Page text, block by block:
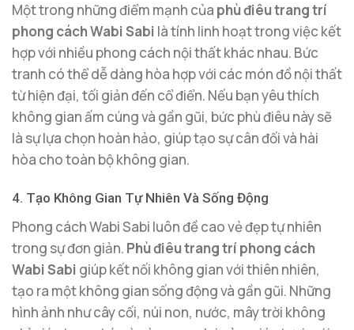
Một trong những điểm mạnh của phù điêu trang trí
phong cách Wabi Sabi là tính linh hoạt trong việc kết
hợp với nhiều phong cách nội thất khác nhau. Bức
tranh có thể dễ dàng hòa hợp với các món đồ nội thất
từ hiện đại, tối giản đến cổ điển. Nếu bạn yêu thích
không gian ấm cúng và gần gũi, bức phù điêu này sẽ
là sự lựa chọn hoàn hảo, giúp tạo sự cân đối và hài
hòa cho toàn bộ không gian.
4. Tạo Không Gian Tự Nhiên Và Sống Động
Phong cách Wabi Sabi luôn đề cao vẻ đẹp tự nhiên
trong sự đơn giản. Phù điêu trang trí phong cách
Wabi Sabi giúp kết nối không gian với thiên nhiên,
tạo ra một không gian sống động và gần gũi. Những
hình ảnh như cây cối, núi non, nước, mây trời không